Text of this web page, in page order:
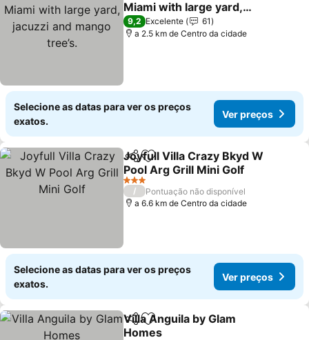
Miami with large yard,
jacuzzi and mango tree’s.
Ver preços
9,2 Excelente
61
a 2.5 km de Centro da cidade
Selecione as datas para ver os preços
exatos.
Ver preços
PartilharAdicionar aos favoritos
Joyfull Villa Crazy Bkyd W
Pool Arg Grill Mini Golf
Ver preços
3 Estrelas
/
Pontuação não disponível
a 6.6 km de Centro da cidade
Selecione as datas para ver os preços
exatos.
Ver preços
PartilharAdicionar aos favoritos
Villa Anguila by Glam
Homes